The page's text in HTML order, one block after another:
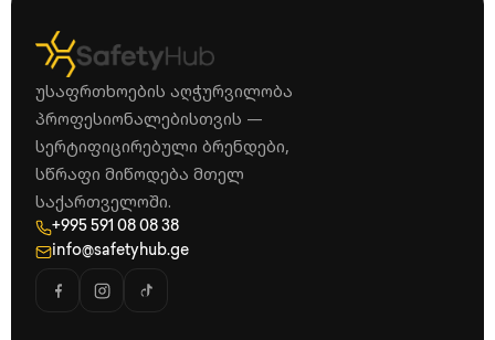
უსაფრთხოების აღჭურვილობა
პროფესიონალებისთვის —
სერტიფიცირებული ბრენდები,
სწრაფი მიწოდება მთელ
საქართველოში.
+995 591 08 08 38
info@safetyhub.ge